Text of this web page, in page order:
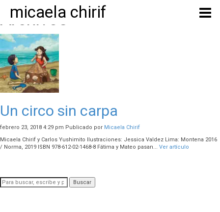
micaela chirif
Archivos
Un circo sin carpa
febrero 23, 2018 4:29 pm Publicado por Micaela Chirif
Micaela Chirif y Carlos Yushimito Ilustraciones: Jessica Valdez Lima: Montena 2016
/ Norma, 2019 ISBN 978-612-02-1468-8 Fátima y Mateo pasan... Ver artículo
Buscar